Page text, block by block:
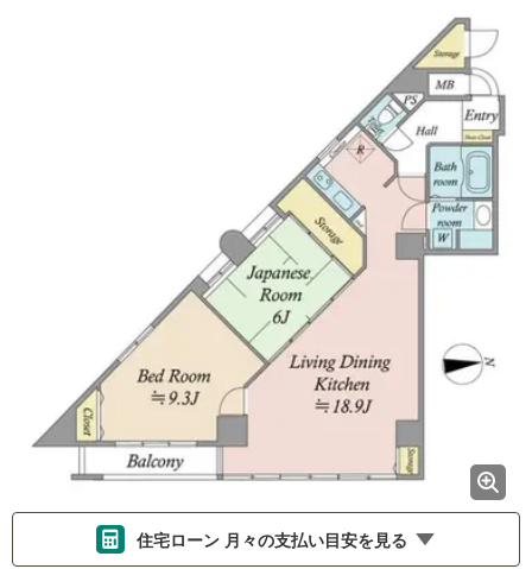
住宅ローン 月々の支払い目安を見る